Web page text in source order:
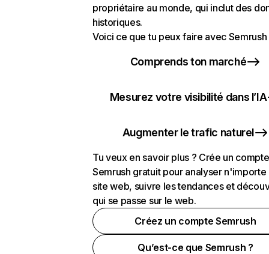
propriétaire au monde, qui inclut des
historiques.
Voici ce que tu peux faire avec Semrush
Comprends ton marché
Mesurez votre visibilité dans l’IA
Augmenter le trafic naturel
Tu veux en savoir plus ? Crée un compte
Semrush gratuit pour analyser n'importe
site web, suivre les tendances et
qui se passe sur le web.
Créez un compte Semrush
Qu’est-ce que Semrush ?